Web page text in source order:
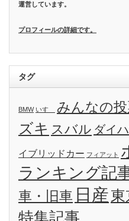
運営しています。
プロフィールの詳細です。
タグ
BMW いすゞ みんなの
ズキ スバル ダイ
イブリッドカー フィアット
ランキング記
車・旧車 日産
特集記事